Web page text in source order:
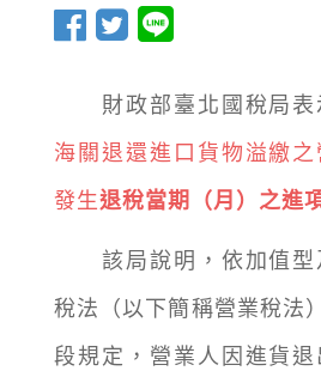
財政部臺北國稅局表
海關退還進口貨物溢繳
發生退稅當期（月）之進
該局說明，依加值型
稅法（以下簡稱營業稅法
段規定，營業人因進貨